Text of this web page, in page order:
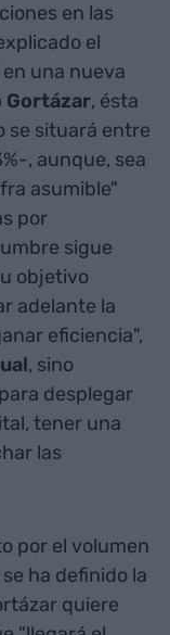
en las
el
una nueva
Gortázar, ésta
se situará entre
, aunque, sea
asumible"
por
sigue
objetivo
adelante la
eficiencia",
, sino
desplegar
tener una
las
por el volumen
ha definido la
quiere